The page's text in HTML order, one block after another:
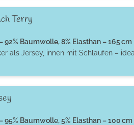
Terry
92% Baumwolle, 8% Elasthan – 165
als Jersey, innen mit Schlaufen –
95% Baumwolle, 5% Elasthan – 100